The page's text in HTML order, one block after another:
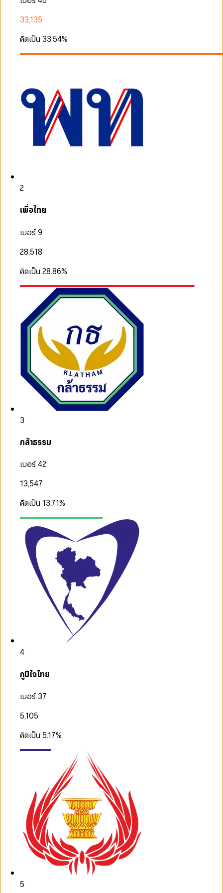
33,135
คิดเป็น 33.54%
2
เพื่อไทย
เบอร์ 9
28,518
คิดเป็น28.86%
3
กล้าธรรม
เบอร์ 42
13,547
คิดเป็น 13.71%
4
ภูมิใจไทย
เบอร์ 37
5,105
คิดเป็น 5.17%
5